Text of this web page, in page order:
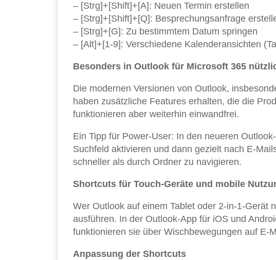
– [Strg]+[Shift]+[A]: Neuen Termin erstellen
– [Strg]+[Shift]+[Q]: Besprechungsanfrage
– [Strg]+[G]: Zu bestimmtem Datum springen
– [Alt]+[1-9]: Verschiedene Kalenderansichten
Besonders in Outlook für Microsoft 365
Die modernen Versionen von Outlook,
haben zusätzliche Features erhalten, die die
funktionieren aber weiterhin einwandfrei.
Ein Tipp für Power-User: In den neueren
Suchfeld aktivieren und dann gezielt nach E-
schneller als durch Ordner zu navigieren.
Shortcuts für Touch-Geräte und mobile
Wer Outlook auf einem Tablet oder 2-in-1-Gerät
ausführen. In der Outlook-App für iOS und
funktionieren sie über Wischbewegungen auf E-
Anpassung der Shortcuts